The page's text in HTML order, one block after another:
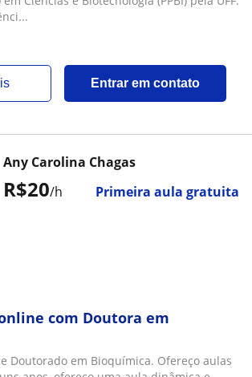
Entrar em contato
R$20/h Primeira aula gratuita
Any Carolina Chagas
com Doutora em
Doutorado em Bioquímica. Ofereço aulas